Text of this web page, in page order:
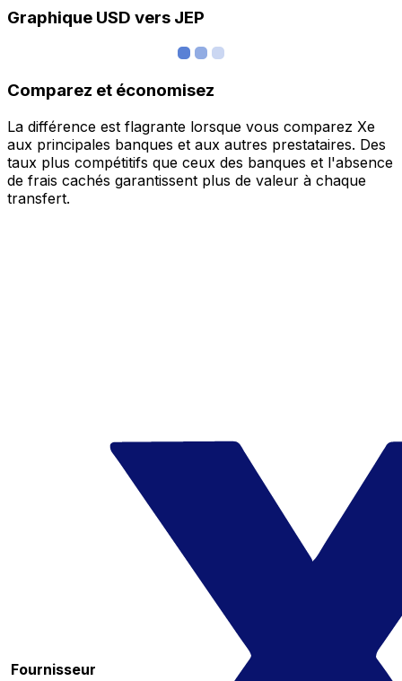
Graphique USD vers JEP
Comparez et économisez
La différence est flagrante lorsque vous comparez Xe
aux principales banques et aux autres prestataires. Des
taux plus compétitifs que ceux des banques et l'absence
de frais cachés garantissent plus de valeur à chaque
transfert.
Fournisseur